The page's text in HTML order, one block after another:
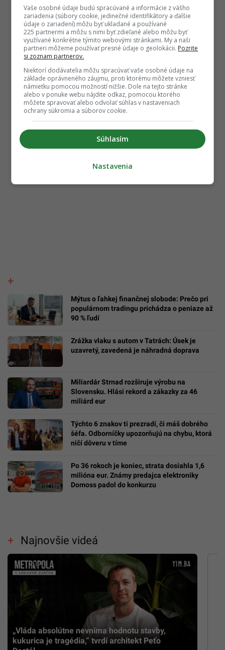
Mýtus o ľahkej finančnej slobode: Prečo pri
populárnom tradingu prichádza o peniaze až
90 % ľudí
Zrážka vlaku s autom v Tatrách: Úsek je
uzavretý, zavedená je náhradná doprava
Miliardár Strnad rozširuje výrobu na
Slovensku. Hlási rekord a zákazky za 46
miliárd eur
Týchto 6 znakov ti prezradí, či máš dobrého
šéfa. Odborníčky upozorňujú na chybu, ktorá
ničí dôveru v tíme
Po 36 rokoch je koniec, strata dosiahla 1,6
milióna eur. Známy predajca elektroniky
Domoss padol do konkurzu
Najnovšie videá
„Vláda absolútne nevníma hodnotu stavby,
kukurica je tragédia,” tvrdí architekt Peťo
Vaše osobné údaje budú spracúvané a informácie z vášho
zariadenia (súbory cookie, jedinečné identifikátory a ďalšie
údaje o zariadení) môžu byť ukladané a používané
225 partnermi a môžu s nimi byť zdieľané alebo môžu byť
využívané konkrétne týmito webovými stránkami. My a naši
partneri môžeme používať presné údaje o geolokácii. Pozrite
si zoznam partnerov.
Niektorí dodávatelia môžu spracúvať vaše osobné údaje na
základe oprávneného záujmu, proti ktorému môžete vzniesť
námietku pomocou možností nižšie. Dole na tejto stránke
alebo v ponuke webu nájdite odkaz, pomocou ktorého
môžete spravovať alebo odvolať súhlas v nastaveniach
ochrany súkromia a súborov cookie.
Súhlasím
Nastavenia